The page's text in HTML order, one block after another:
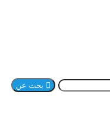
بحث عن